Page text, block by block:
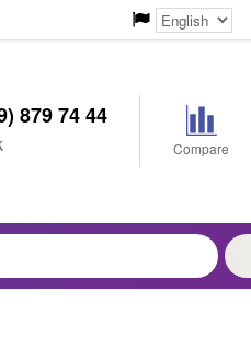
879 74 44
Compare